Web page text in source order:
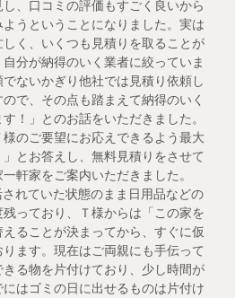
、口コミの評価もすごく良いから
うということになりました。実は
く、いくつも見積りを取ることが
分が納得のいく業者に絞っていま
ないかぎり他社では見積り依頼し
で、その点も踏まえて納得のいく
！」とのお話をいただきました。
のご要望にお応えできるよう最大
とお答えし、無料見積りをさせて
軒家をご案内いただきました。
れていた状態のまま日用品などの
っており、Ｔ様からは「この家を
ることが決まってから、すぐに仮
ます。現在はご両親にも手伝って
る物を片付けており、少し時間が
はゴミの日に出せるものは片付け